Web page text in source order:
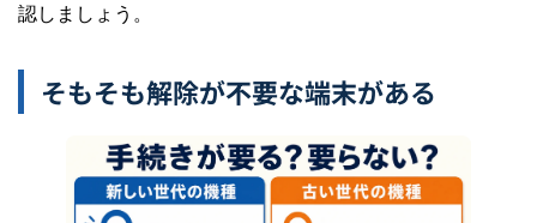
認しましょう。
そもそも解除が不要な端末がある